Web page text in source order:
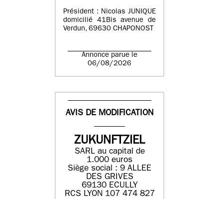
Président : Nicolas JUNIQUE
domicilié 41Bis avenue de
Verdun, 69630 CHAPONOST
Annonce parue le
06/08/2026
AVIS DE MODIFICATION
ZUKUNFTZIEL
SARL au capital de
1.000 euros
Siège social : 9 ALLEE
DES GRIVES
69130 ECULLY
RCS LYON 107 474 827